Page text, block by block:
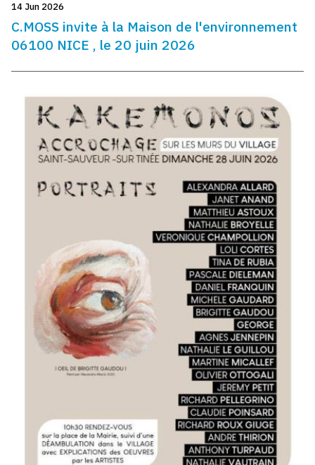
14 Jun 2026
C.MOSS invite à la Maison de l'environnement
06100 NICE , le 20 juin 2026